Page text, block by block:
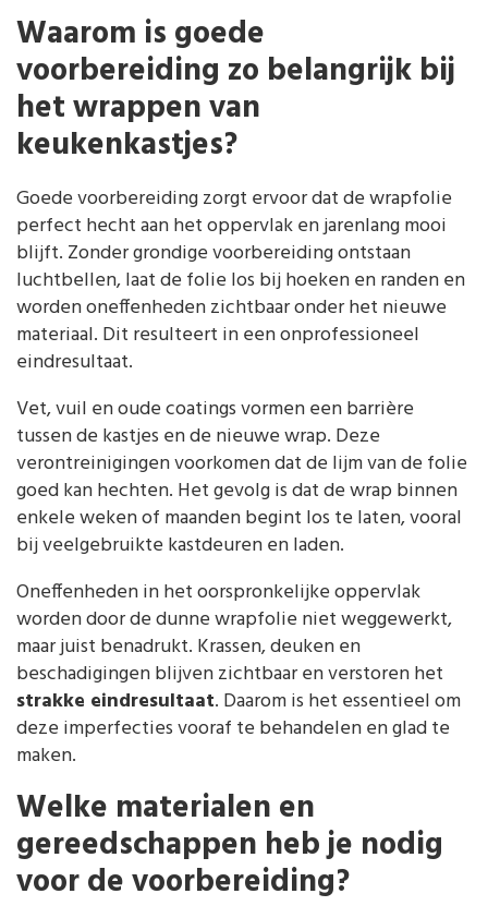
Waarom is goede
voorbereiding zo belangrijk bij
het wrappen van
keukenkastjes?
Goede voorbereiding zorgt ervoor dat de wrapfolie
perfect hecht aan het oppervlak en jarenlang mooi
blijft. Zonder grondige voorbereiding ontstaan
luchtbellen, laat de folie los bij hoeken en randen en
worden oneffenheden zichtbaar onder het nieuwe
materiaal. Dit resulteert in een onprofessioneel
eindresultaat.
Vet, vuil en oude coatings vormen een barrière
tussen de kastjes en de nieuwe wrap. Deze
verontreinigingen voorkomen dat de lijm van de folie
goed kan hechten. Het gevolg is dat de wrap binnen
enkele weken of maanden begint los te laten, vooral
bij veelgebruikte kastdeuren en laden.
Oneffenheden in het oorspronkelijke oppervlak
worden door de dunne wrapfolie niet weggewerkt,
maar juist benadrukt. Krassen, deuken en
beschadigingen blijven zichtbaar en verstoren het
strakke eindresultaat. Daarom is het essentieel om
deze imperfecties vooraf te behandelen en glad te
maken.
Welke materialen en
gereedschappen heb je nodig
voor de voorbereiding?